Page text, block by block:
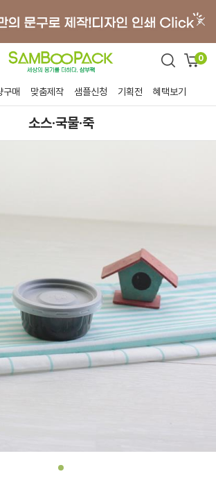
0
구매 맞춤제작 샘플신청 기획전 혜택보기
소스·국물·죽